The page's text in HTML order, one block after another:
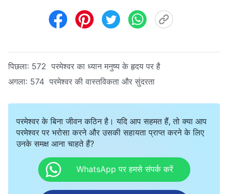
पिछला: 572 परमेश्वर का ध्यान मनुष्य के हृदय पर है
अगला: 574 परमेश्वर की वास्तविकता और सुंदरता
परमेश्वर के बिना जीवन कठिन है। यदि आप सहमत हैं, तो क्या आप
परमेश्वर पर भरोसा करने और उसकी सहायता प्राप्त करने के लिए
उनके समक्ष आना चाहते हैं?
WhatsApp पर हमसे संपर्क करें